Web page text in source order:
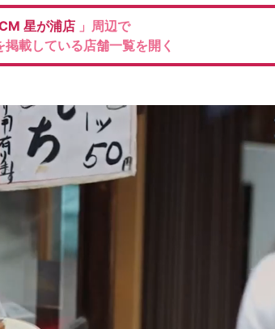
星が浦店 」周辺で
掲載している店舗一覧を開く